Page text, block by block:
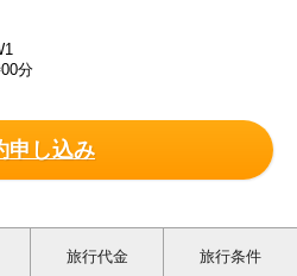
分
申し込み
旅行代金 旅行条件